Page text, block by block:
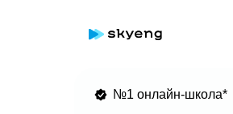
№1 онлайн-школа*